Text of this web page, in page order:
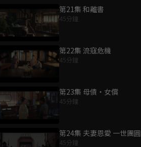
第21集 和離書
45分鐘
第22集 流寇危機
45分鐘
第23集 母債・女償
45分鐘
第24集 夫妻恩愛 一世團圓
45分鐘